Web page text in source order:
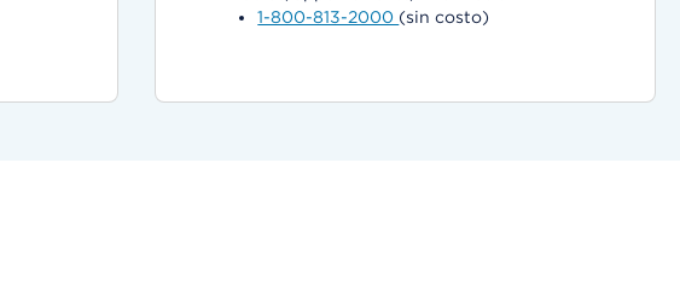
1-800-813-2000 (sin costo)